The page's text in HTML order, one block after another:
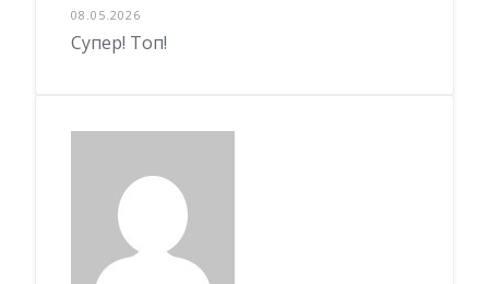
08.05.2026
Супер! Топ!